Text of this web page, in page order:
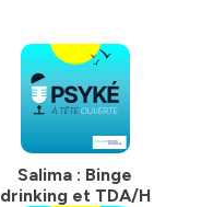
Salima : Binge
drinking et TDA/H